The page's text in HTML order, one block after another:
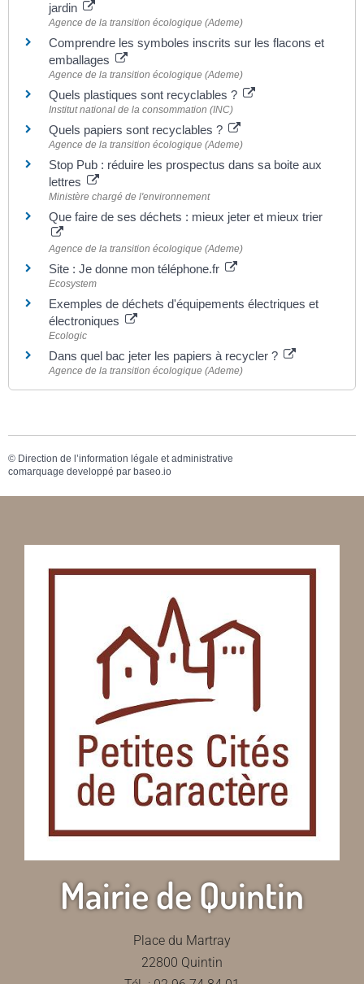
jardin
Agence de la transition écologique (Ademe)
Comprendre les symboles inscrits sur les flacons et
emballages
Agence de la transition écologique (Ademe)
Quels plastiques sont recyclables ?
Institut national de la consommation (INC)
Quels papiers sont recyclables ?
Agence de la transition écologique (Ademe)
Stop Pub : réduire les prospectus dans sa boite aux
lettres
Ministère chargé de l'environnement
Que faire de ses déchets : mieux jeter et mieux trier
Agence de la transition écologique (Ademe)
Site : Je donne mon téléphone.fr
Ecosystem
Exemples de déchets d'équipements électriques et
électroniques
Ecologic
Dans quel bac jeter les papiers à recycler ?
Agence de la transition écologique (Ademe)
© Direction de l’information légale et administrative
comarquage developpé par baseo.io
Mairie de Quintin
Place du Martray
22800 Quintin